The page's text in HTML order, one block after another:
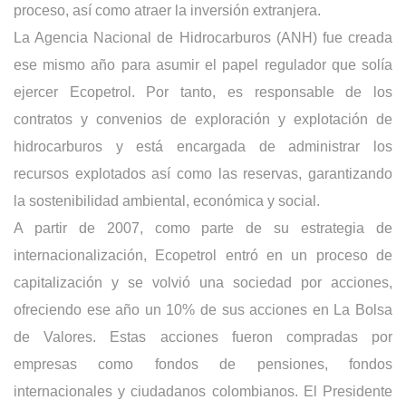
proceso, así como atraer la inversión extranjera.
La Agencia Nacional de Hidrocarburos (ANH) fue creada
ese mismo año para asumir el papel regulador que solía
ejercer Ecopetrol. Por tanto, es responsable de los
contratos y convenios de exploración y explotación de
hidrocarburos y está encargada de administrar los
recursos explotados así como las reservas, garantizando
la sostenibilidad ambiental, económica y social.
A partir de 2007, como parte de su estrategia de
internacionalización, Ecopetrol entró en un proceso de
capitalización y se volvió una sociedad por acciones,
ofreciendo ese año un 10% de sus acciones en La Bolsa
de Valores. Estas acciones fueron compradas por
empresas como fondos de pensiones, fondos
internacionales y ciudadanos colombianos. El Presidente